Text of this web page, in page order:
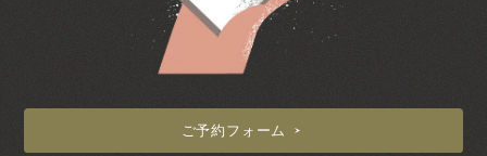
ご予約フォーム